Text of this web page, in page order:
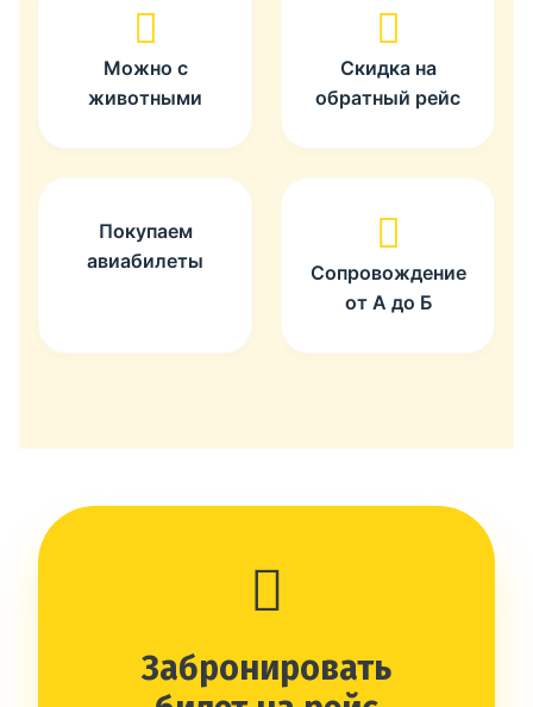
Можно с
животными
Скидка на
обратный рейс
Покупаем
авиабилеты
Сопровождение
от А до Б
Забронировать